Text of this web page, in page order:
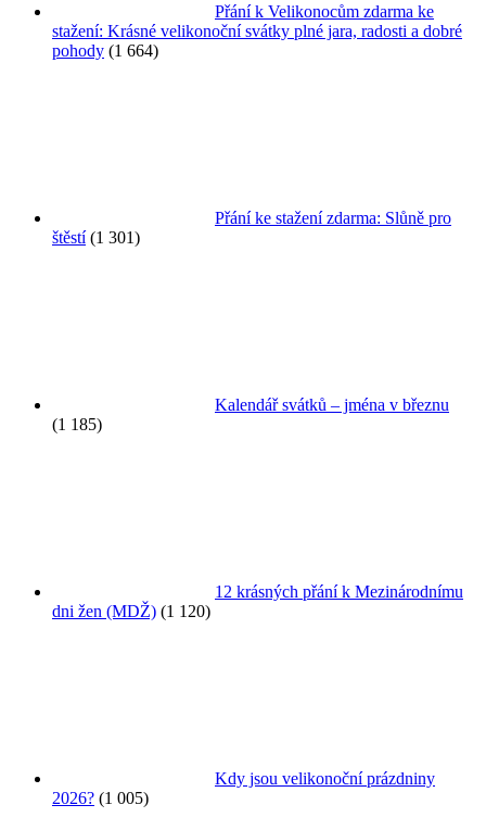
Přání k Velikonocům zdarma ke
stažení: Krásné velikonoční svátky plné jara, radosti a dobré
pohody (1 664)
Přání ke stažení zdarma: Slůně pro
štěstí (1 301)
Kalendář svátků – jména v březnu
(1 185)
12 krásných přání k Mezinárodnímu
dni žen (MDŽ) (1 120)
Kdy jsou velikonoční prázdniny
2026? (1 005)